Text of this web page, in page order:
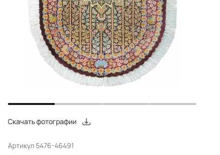
Скачать фотографии
Артикул 5476-46491